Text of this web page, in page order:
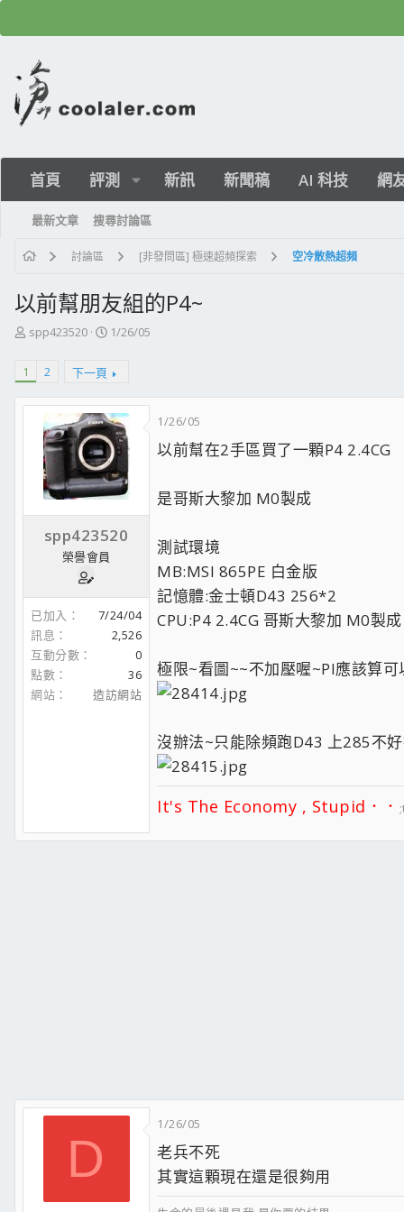
首頁 評測 新訊 新聞稿 AI 科技 網
最新文章 搜尋討論區
討論區 [非發問區] 極速超頻探索 空冷散熱超頻
以前幫朋友組的P4~
主
起
人
spp423520
開
1/26/05
1 2 下一頁
spp423520
榮譽會員
已加入
7/24/04
訊息
2,526
互動分數
0
點數
36
網站
造訪網站
1/26/05
以前幫在2手區買了一顆P4 2.4CG
是哥斯大黎加 M0製成
測試環境
MB:MSI 865PE 白金版
記憶體:金士頓D43 256*2
CPU:P4 2.4CG 哥斯大黎加 M0製成
極限~看圖~~不加壓喔~PI應該算可
沒辦法~只能除頻跑D43 上285不
It's The Economy , Stupid．．
D
1/26/05
老兵不死
其實這顆現在還是很夠用